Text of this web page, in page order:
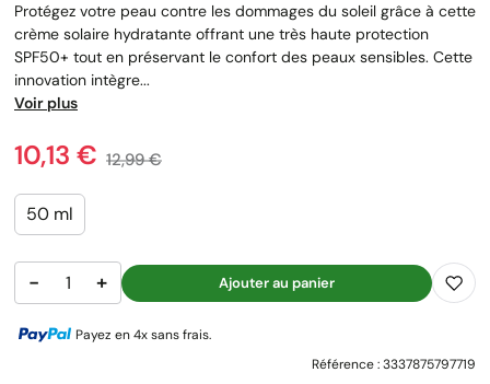
Protégez votre peau contre les dommages du soleil grâce à cette
crème solaire hydratante offrant une très haute protection
SPF50+ tout en préservant le confort des peaux sensibles. Cette
innovation intègre...
Voir plus
Prix
10,13 € Prix de base
12,99 €
50 ml
− + Ajouter au panier
Payez en 4x sans frais.
Référence :3337875797719